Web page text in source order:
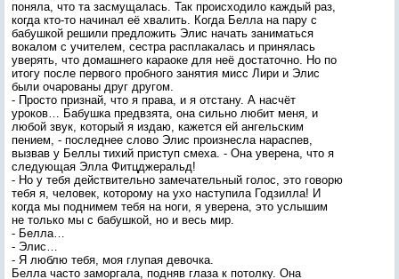
поняла, что та засмущалась. Так происходило каждый раз,
когда кто-то начинал её хвалить. Когда Белла на пару с
бабушкой решили предложить Элис начать заниматься
вокалом с учителем, сестра расплакалась и принялась
уверять, что домашнего караоке для неё достаточно. Но по
итогу после первого пробного занятия мисс Лири и Элис
были очарованы друг другом.
- Просто признай, что я права, и я отстану. А насчёт
уроков… Бабушка предвзята, она сильно любит меня, и
любой звук, который я издаю, кажется ей ангельским
пением, - последнее слово Элис произнесла нараспев,
вызвав у Беллы тихий приступ смеха. - Она уверена, что я
следующая Элла Фитцджеральд!
- Но у тебя действительно замечательный голос, это говорю
тебя я, человек, которому на ухо наступила Годзилла! И
когда мы поднимем тебя на ноги, я уверена, это услышим
не только мы с бабушкой, но и весь мир.
- Белла…
- Элис…
- Я люблю тебя, моя глупая девочка.
Белла часто заморгала, подняв глаза к потолку. Она